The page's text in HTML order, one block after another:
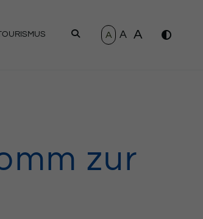
SUCHEN
A A A
zur